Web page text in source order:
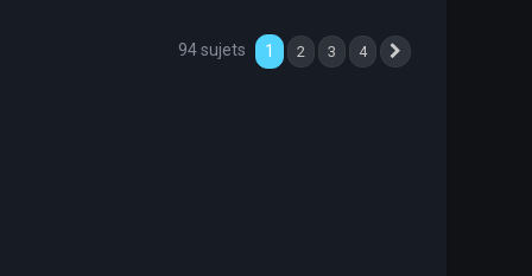
94 sujets 1 2 3 4